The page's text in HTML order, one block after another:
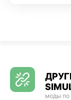
моды по